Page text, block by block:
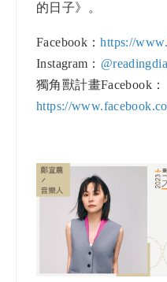
的日子》。
Facebook：https://
Instagram：
獨角獸計畫Facebook：
https://